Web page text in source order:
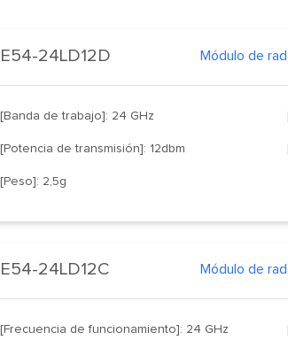
E54-24LD12D
[Banda de trabajo]: 24 GHz
[Potencia de transmisión]: 12dbm
[Peso]: 2,5g
E54-24LD12C
[Frecuencia de funcionamiento]: 24 GHz